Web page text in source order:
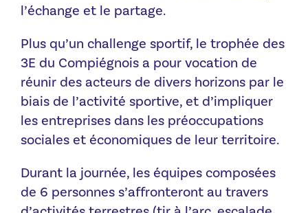
l’échange et le partage.
Plus qu’un challenge sportif, le trophée des
3E du Compiégnois a pour vocation de
réunir des acteurs de divers horizons par le
biais de l’activité sportive, et d’impliquer
les entreprises dans les préoccupations
sociales et économiques de leur territoire.
Durant la journée, les équipes composées
de 6 personnes s’affronteront au travers